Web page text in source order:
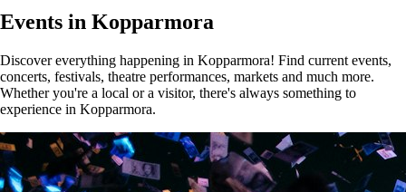
Events in Kopparmora
Discover everything happening in Kopparmora! Find current events,
concerts, festivals, theatre performances, markets and much more.
Whether you're a local or a visitor, there's always something to
experience in Kopparmora.